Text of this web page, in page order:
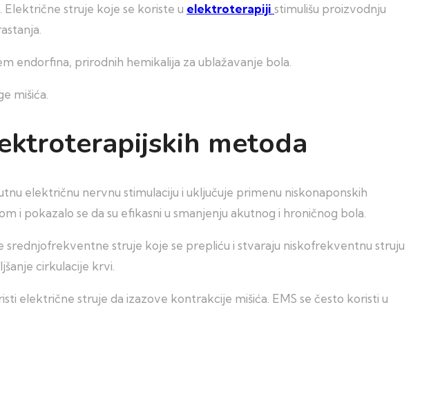
struje koje se koriste u elektroterapiji stimulišu proizvodnju
endorfina, prirodnih hemikalija za ublažavanje bola.
mišića.
metoda
električnu nervnu stimulaciju i uključuje primenu niskonaponskih
i pokazalo se da su efikasni u smanjenju akutnog i hroničnog bola.
struje koje se prepliću i stvaraju niskofrekventnu struju
cirkulacije krvi.
električne struje da izazove kontrakcije mišića. EMS se često koristi u